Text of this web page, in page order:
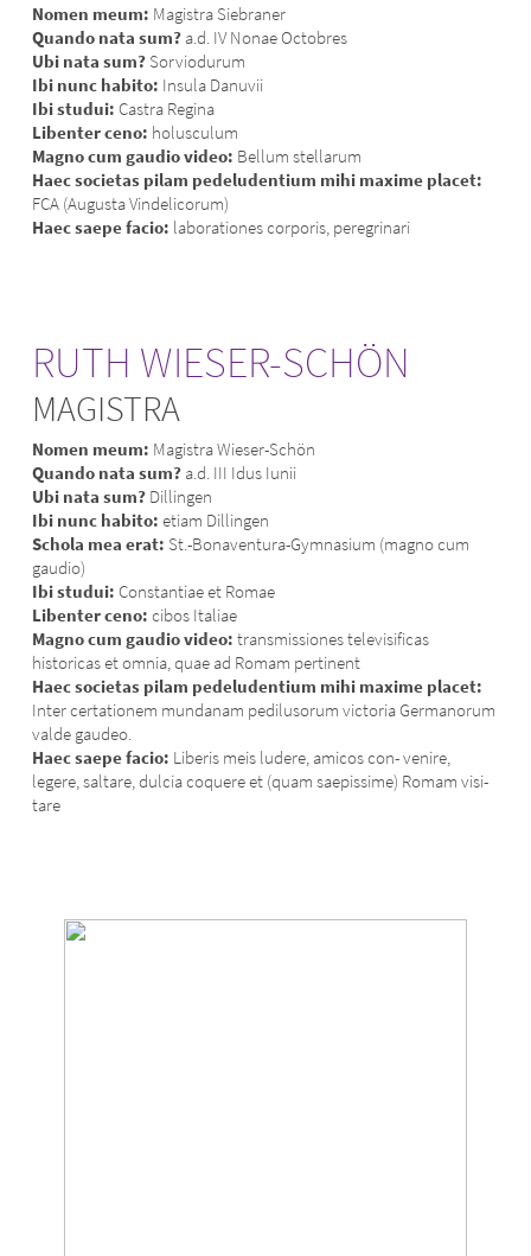
Nomen meum: Magistra Siebraner
Quando nata sum? a.d. IV Nonae Octobres
Ubi nata sum? Sorviodurum
Ibi nunc habito: Insula Danuvii
Ibi studui: Castra Regina
Libenter ceno: holusculum
Magno cum gaudio video: Bellum stellarum
Haec societas pilam pedeludentium mihi maxime placet:
FCA (Augusta Vindelicorum)
Haec saepe facio: laborationes corporis, peregrinari
RUTH WIESER-SCHÖN
MAGISTRA
Nomen meum: Magistra Wieser-Schön
Quando nata sum? a.d. III Idus Iunii
Ubi nata sum? Dillingen
Ibi nunc habito: etiam Dillingen
Schola mea erat: St.-Bonaventura-Gymnasium (magno cum
gaudio)
Ibi studui: Constantiae et Romae
Libenter ceno: cibos Italiae
Magno cum gaudio video: transmissiones televisificas
historicas et omnia, quae ad Romam pertinent
Haec societas pilam pedeludentium mihi maxime placet:
Inter certationem mundanam pedilusorum victoria Germanorum
valde gaudeo.
Haec saepe facio: Liberis meis ludere, amicos con- venire,
legere, saltare, dulcia coquere et (quam saepissime) Romam visi-
tare